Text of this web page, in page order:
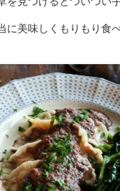
に美味しくもりもり食